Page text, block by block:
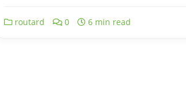
routard 0 6 min read